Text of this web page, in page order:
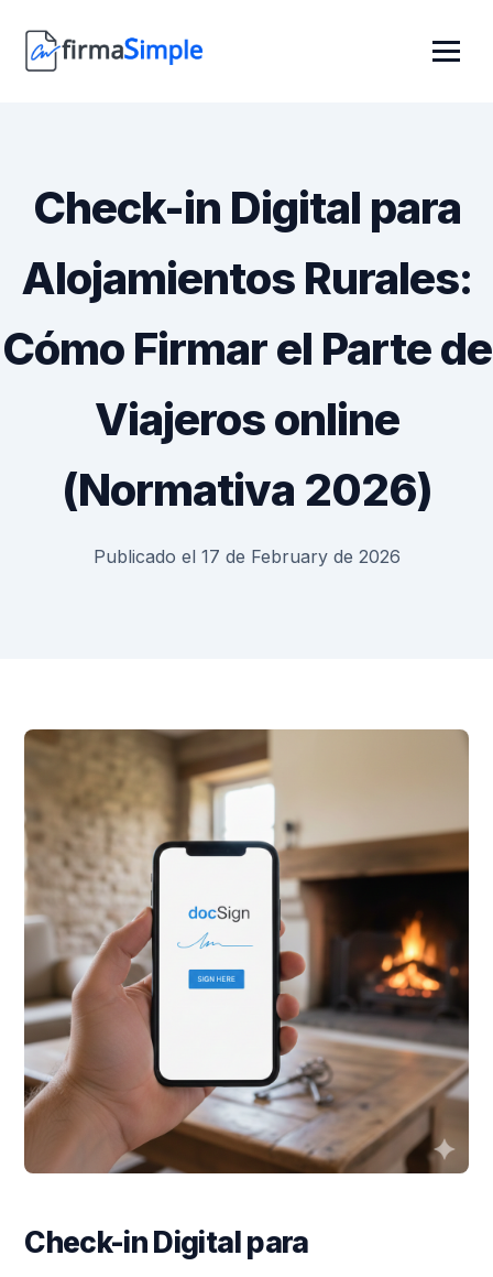
Check-in Digital para
Alojamientos Rurales:
Cómo Firmar el Parte de
Viajeros online
(Normativa 2026)
Publicado el 17 de February de 2026
Check-in Digital para